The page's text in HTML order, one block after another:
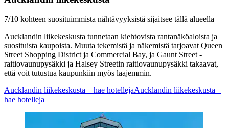
7/10 kohteen suosituimmista nähtävyyksistä sijaitsee tällä alueella
Aucklandin liikekeskusta tunnetaan kiehtovista rantanäköaloista ja
suosituista kaupoista. Muuta tekemistä ja näkemistä tarjoavat Queen
Street Shopping District ja Commercial Bay, ja Gaunt Street -
raitiovaunupysäkki ja Halsey Streetin raitiovaunupysäkki takaavat,
että voit tutustua kaupunkiin myös laajemmin.
Aucklandin liikekeskusta – hae hotellejaAucklandin liikekeskusta –
hae hotelleja